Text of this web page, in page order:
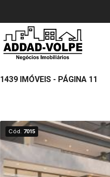
1439 IMÓVEIS - PÁGINA 11
Cód. 7015